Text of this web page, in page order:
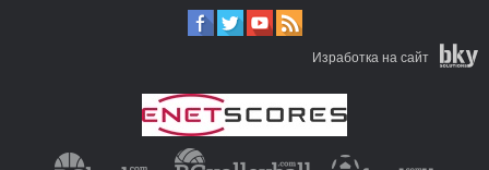
Изработка на сайт